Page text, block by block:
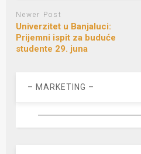
Newer Post
Univerzitet u Banjaluci:
Prijemni ispit za buduće
studente 29. juna
– MARKETING –